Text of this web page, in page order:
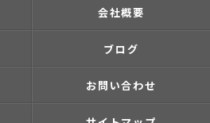
会社概要
ブログ
お問い合わせ